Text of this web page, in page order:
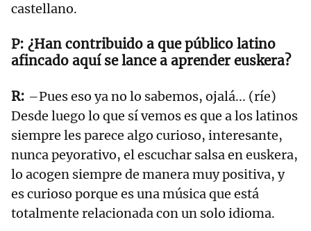
castellano.
¿Han contribuido a que público latino
afincado aquí se lance a aprender euskera?
–Pues eso ya no lo sabemos, ojalá... (ríe)
Desde luego lo que sí vemos es que a los latinos
siempre les parece algo curioso, interesante,
nunca peyorativo, el escuchar salsa en euskera,
lo acogen siempre de manera muy positiva, y
es curioso porque es una música que está
totalmente relacionada con un solo idioma.